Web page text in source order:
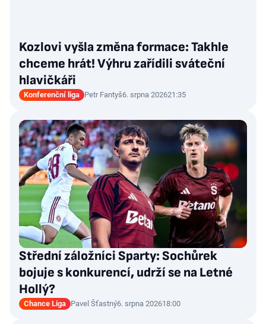
Kozlovi vyšla změna formace: Takhle
chceme hrát! Výhru zařídili sváteční
hlavičkáři
Konferenční liga Petr Fantyš6. srpna 202621:35
Střední záložníci Sparty: Sochůrek
bojuje s konkurencí, udrží se na Letné
Hollý?
Chance Liga Pavel Šťastný6. srpna 202618:00